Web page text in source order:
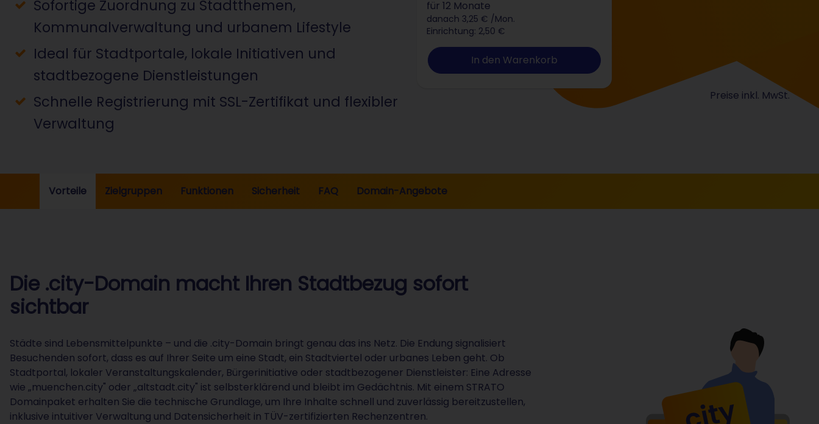
Sofortige Zuordnung zu Stadtthemen,
Kommunalverwaltung und urbanem Lifestyle
Ideal für Stadtportale, lokale Initiativen und
stadtbezogene Dienstleistungen
Schnelle Registrierung mit SSL-Zertifikat und flexibler
Verwaltung
für 12 Monate
danach 3,25 € /Mon.
Einrichtung: 2,50 €
In den Warenkorb
Preise inkl. MwSt.
Vorteile Zielgruppen Funktionen Sicherheit FAQ Domain-Angebote
Die .city-Domain macht Ihren Stadtbezug sofort
sichtbar
Städte sind Lebensmittelpunkte – und die .city-Domain bringt genau das ins Netz. Die Endung signalisiert
Besuchenden sofort, dass es auf Ihrer Seite um eine Stadt, ein Stadtviertel oder urbanes Leben geht. Ob
Stadtportal, lokaler Veranstaltungskalender, Bürgerinitiative oder stadtbezogener Dienstleister: Eine Adresse
wie „muenchen.city" oder „altstadt.city" ist selbsterklärend und bleibt im Gedächtnis. Mit einem STRATO
Domainpaket erhalten Sie die technische Grundlage, um Ihre Inhalte schnell und zuverlässig bereitzustellen,
inklusive intuitiver Verwaltung und Datensicherheit in TÜV-zertifizierten Rechenzentren.